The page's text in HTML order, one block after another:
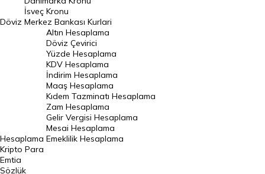
Kanada Doları Kuru
Norveç Kronu Kuru
İsveç Kronu Kuru
Japon Yeni Kuru
Serbest Piyasa Döviz Kurları
Merkez Bankası Döviz Kurları
Altın Fiyatları
Gram Altın Fiyatı
Döviz
İsveç Kronu
Merkez Bankası Kurlari
Hesaplama
Altın Hesaplama
Döviz Çevirici
Yüzde Hesaplama
KDV Hesaplama
İndirim Hesaplama
Maaş Hesaplama
Kıdem Tazminatı Hesaplama
Zam Hesaplama
Gelir Vergisi Hesaplama
Mesai Hesaplama
Emeklilik Hesaplama
Kripto Para
Emtia
Sözlük